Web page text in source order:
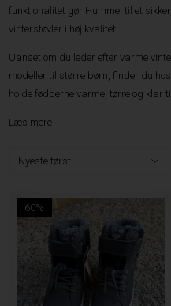
funktionalitet gør Hummel til et
vinterstøvler i høj kvalitet.
Uanset om du leder efter varme
modeller til større børn, finder du
holde fødderne varme, tørre og klar
Læs mere
60%